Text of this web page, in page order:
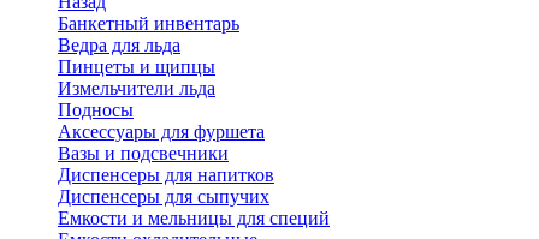
Банкетный инвентарь
Ведра для льда
Пинцеты и щипцы
Измельчители льда
Подносы
Аксессуары для фуршета
Вазы и подсвечники
Диспенсеры для напитков
Диспенсеры для сыпучих
Емкости и мельницы для специй